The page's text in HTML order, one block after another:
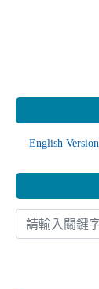
English Version